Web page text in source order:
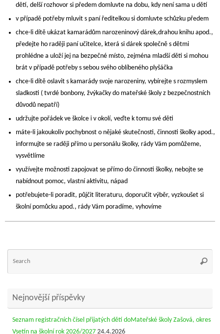
dětí, delší rozhovor si předem domluvte na dobu, kdy není sama u dětí
v případě potřeby mluvit s paní ředitelkou si domluvte schůzku předem
chce-li dítě ukázat kamarádům narozeninový dárek,drahou knihu apod.,
předejte ho raději paní učitelce, která si dárek společně s dětmi
prohlédne a uloží jej na bezpečné místo, zejména mladší děti si mohou
brát v případě potřeby s sebou svého oblíbeného plyšáčka
chce-li dítě oslavit s kamarády svoje narozeniny, vybírejte s rozmyslem
sladkosti ( tvrdé bonbony, žvýkačky do mateřské školy z bezpečnostních
důvodů nepatří)
udržujte pořádek ve školce i v okolí, veďte k tomu své děti
máte-li jakoukoliv pochybnost o nějaké skutečnosti, činnosti školky apod.,
informujte se raději přímo u personálu školky, rády Vám pomůžeme,
vysvětlíme
využívejte možnosti zapojovat se přímo do činnosti školky, nebojte se
nabídnout pomoc, vlastní aktivitu, nápad
potřebujete-li poradit, půjčit literaturu, doporučit výběr, vyzkoušet si
školní pomůcku apod., rády Vám poradíme, vyhovíme
Nejnovější příspěvky
Seznam registračních čísel přijatých dětí doMateřské školy Zašová, okres
Vsetín na školní rok 2026/2027 24.4.2026